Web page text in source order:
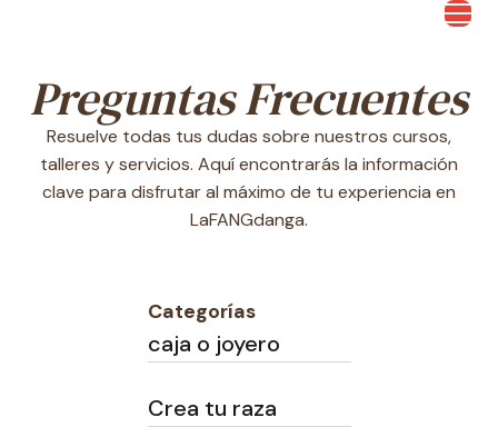
Preguntas Frecuentes
Resuelve todas tus dudas sobre nuestros cursos,
talleres y servicios. Aquí encontrarás la información
clave para disfrutar al máximo de tu experiencia en
LaFANGdanga.
Categorías
caja o joyero
Crea tu raza